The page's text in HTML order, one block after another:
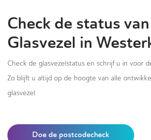
Check de status van
Glasvezel in
Check de glasvezelstatus en schrijf u in voor
Zo blijft u altijd op de hoogte van alle
glasvezel.
Doe de postcodecheck